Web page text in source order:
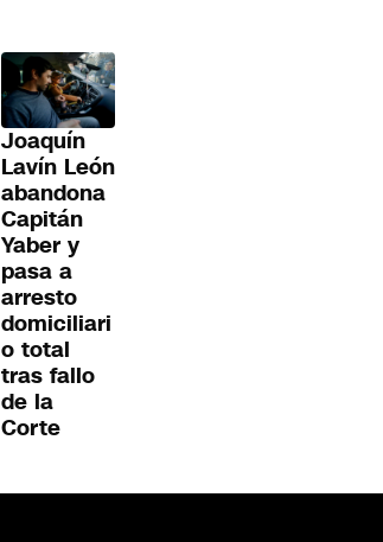
Joaquín
Lavín León
abandona
Capitán
Yaber y
pasa a
arresto
domiciliari
o total
tras fallo
de la
Corte